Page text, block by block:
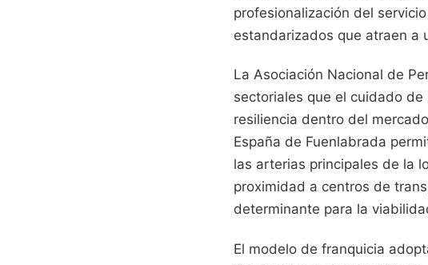
profesionalización del
estandarizados que atraen a
La Asociación Nacional de
sectoriales que el cuidado
resiliencia dentro del
España de Fuenlabrada
las arterias principales de la
proximidad a centros de
determinante para la
El modelo de franquicia